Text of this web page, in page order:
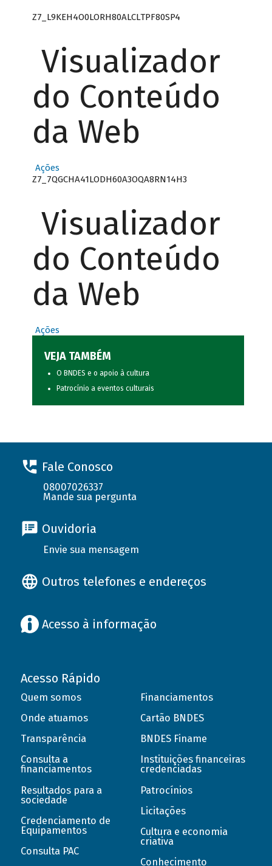
Z7_L9KEH4O0LORH80ALCLTPF80SP4
Visualizador
do Conteúdo
da Web
Ações
Z7_7QGCHA41LODH60A3OQA8RN14H3
Visualizador
do Conteúdo
da Web
Ações
VEJA TAMBÉM
O BNDES e o apoio à cultura
Patrocínio a eventos culturais
Fale Conosco
08007026337
Mande sua pergunta
Ouvidoria
Envie sua mensagem
Outros telefones e endereços
Acesso à informação
Acesso Rápido
Quem somos
Onde atuamos
Transparência
Consulta a
financiamentos
Resultados para a
sociedade
Credenciamento de
Equipamentos
Consulta PAC
Financiamentos
Cartão BNDES
BNDES Finame
Instituições financeiras
credenciadas
Patrocínios
Licitações
Cultura e economia
criativa
Conhecimento